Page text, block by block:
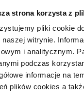
strona korzysta z
pliki cookie
naszej witrynie.
i analitycznym.
podczas
informacje na
plików cookies a